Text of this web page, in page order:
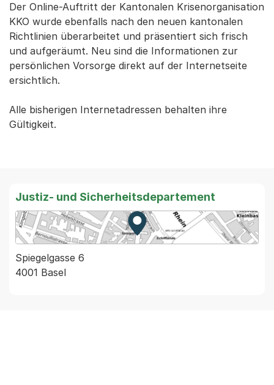
Der Online-Auftritt der Kantonalen Krisenorganisation
KKO wurde ebenfalls nach den neuen kantonalen
Richtlinien überarbeitet und präsentiert sich frisch
und aufgeräumt. Neu sind die Informationen zur
persönlichen Vorsorge direkt auf der Internetseite
ersichtlich.
Alle bisherigen Internetadressen behalten ihre
Gültigkeit.
Justiz- und Sicherheitsdepartement
Zur Karte von MapBS.
Externer Link, wird in einem
Spiegelgasse 6
4001 Basel